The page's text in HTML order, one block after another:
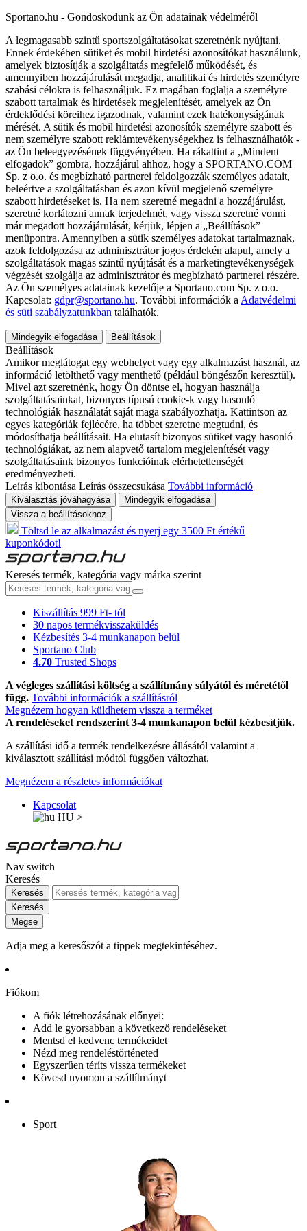
Sportano.hu - Gondoskodunk az Ön adatainak védelméről
A legmagasabb szintű sportszolgáltatásokat szeretnénk nyújtani.
Ennek érdekében sütiket és mobil hirdetési azonosítókat használunk,
amelyek biztosítják a szolgáltatás megfelelő működését, és
amennyiben hozzájárulását megadja, analitikai és hirdetés személyre
szabási célokra is felhasználjuk. Ez magában foglalja a személyre
szabott tartalmak és hirdetések megjelenítését, amelyek az Ön
érdeklődési köreihez igazodnak, valamint ezek hatékonyságának
mérését. A sütik és mobil hirdetési azonosítók személyre szabott és
nem személyre szabott reklámtevékenységekhez is felhasználhatók -
az Ön beleegyezésének függvényében. Ha rákattint a „Mindent
elfogadok” gombra, hozzájárul ahhoz, hogy a SPORTANO.COM
Sp. z o.o. és megbízható partnerei feldolgozzák személyes adatait,
beleértve a szolgáltatásban és azon kívül megjelenő személyre
szabott hirdetéseket is. Ha nem szeretné megadni a hozzájárulást,
szeretné korlátozni annak terjedelmét, vagy vissza szeretné vonni
már megadott hozzájárulását, kérjük, lépjen a „Beállítások”
menüpontra. Amennyiben a sütik személyes adatokat tartalmaznak,
azok feldolgozása az adminisztrátor jogos érdekén alapul, amely a
szolgáltatások magas szintű nyújtását és a marketingtevékenységek
végzését szolgálja az adminisztrátor és megbízható partnerei részére.
Az Ön személyes adatainak kezelője a Sportano.com Sp. z o.o.
Kapcsolat: gdpr@sportano.hu. További információk a Adatvédelmi
és süti szabályzatunkban találhatók.
Mindegyik elfogadása Beállítások
Beállítások
Amikor meglátogat egy webhelyet vagy egy alkalmazást használ, az
információ letölthető vagy menthető (például böngészőn keresztül).
Mivel azt szeretnénk, hogy Ön döntse el, hogyan használja
szolgáltatásainkat, bizonyos típusú cookie-k vagy hasonló
technológiák használatát saját maga szabályozhatja. Kattintson az
egyes kategóriák fejlécére, ha többet szeretne megtudni, és
módosíthatja beállításait. Ha elutasít bizonyos sütiket vagy hasonló
technológiákat, az nem alapvető tartalom megjelenítését vagy
szolgáltatásaink bizonyos funkcióinak elérhetetlenségét
eredményezheti.
Leírás kibontása Leírás összecsukása További információ
Kiválasztás jóváhagyása
Mindegyik elfogadása
Vissza a beállításokhoz
Töltsd le az alkalmazást és nyerj egy 3500 Ft értékű
kuponkódot!
Keresés termék, kategória vagy márka szerint
Kiszállítás 999 Ft- tól
30 napos termékvisszaküldés
Kézbesítés 3-4 munkanapon belül
Sportano Club
4.70 Trusted Shops
A végleges szállítási költség a szállítmány súlyától és méretétől
függ. További információk a szállításról
Megnézem hogyan küldhetem vissza a terméket
A rendeléseket rendszerint 3-4 munkanapon belül kézbesítjük.
A szállítási idő a termék rendelkezésre állásától valamint a
kiválasztott szállítási módtól függően változhat.
Megnézem a részletes információkat
Kapcsolat
HU >
Nav switch
Keresés
Keresés
Keresés
Mégse
Adja meg a keresőszót a tippek megtekintéséhez.
Fiókom
A fiók létrehozásának előnyei:
Add le gyorsabban a következő rendeléseket
Mentsd el kedvenc termékeidet
Nézd meg rendeléstörténeted
Egyszerűen téríts vissza termékeket
Kövesd nyomon a szállítmányt
Sport